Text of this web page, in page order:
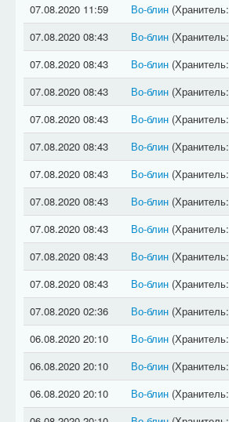
07.08.2020 11:59
Во-блин(Хранитель:
07.08.2020 08:43
Во-блин(Хранитель:
07.08.2020 08:43
Во-блин(Хранитель:
07.08.2020 08:43
Во-блин(Хранитель:
07.08.2020 08:43
Во-блин(Хранитель:
07.08.2020 08:43
Во-блин(Хранитель:
07.08.2020 08:43
Во-блин(Хранитель:
07.08.2020 08:43
Во-блин(Хранитель:
07.08.2020 08:43
Во-блин(Хранитель:
07.08.2020 08:43
Во-блин(Хранитель:
07.08.2020 08:43
Во-блин(Хранитель:
07.08.2020 02:36
Во-блин(Хранитель:
06.08.2020 20:10
Во-блин(Хранитель:
06.08.2020 20:10
Во-блин(Хранитель:
06.08.2020 20:10
Во-блин(Хранитель: